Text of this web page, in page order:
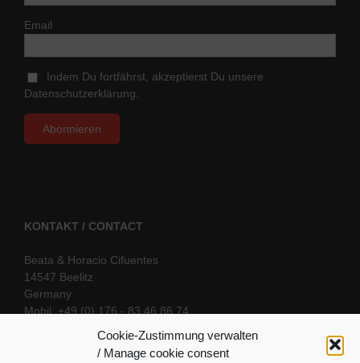
Cookie-Zustimmung verwalten
/ Manage cookie consent
Email
Indem Du fortfährst, akzeptierst Du unsere
Datenschutzerklärung.
KONTAKT / CONTACT
Beata & Horacio Cifuentes
14547 Beelitz
Germany
Mobil: +49 (0) 176 - 83 46 86 74